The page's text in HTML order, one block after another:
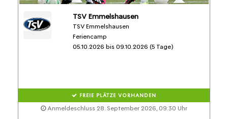
TSV Emmelshausen
TSV Emmelshausen
Feriencamp
05.10.2026 bis 09.10.2026 (5 Tage)
FREIE PLÄTZE VORHANDEN
Anmeldeschluss 28. September 2026, 09:30 Uhr